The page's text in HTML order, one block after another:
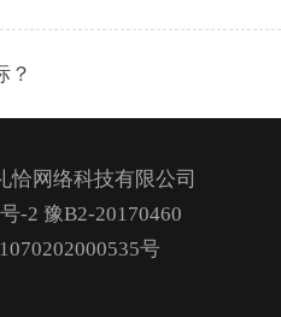
？
网络科技有限公司
-2 豫B2-20170460
号